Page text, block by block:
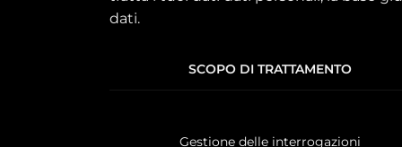
dati.
SCOPO DI TRATTAMENTO
Gestione delle interrogazioni